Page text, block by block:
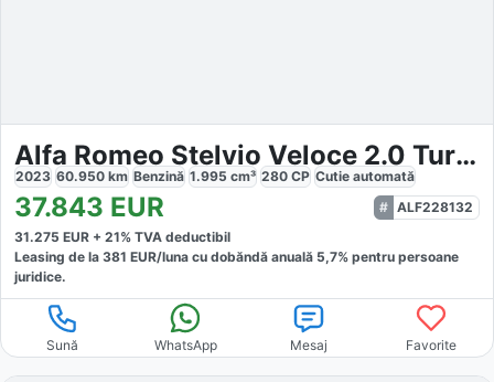
Alfa Romeo Stelvio Veloce 2.0 Turbo Q4
2023 60.950 km Benzină 1.995 cm³ 280 CP Cutie automată
37.843 EUR
ALF228132
31.275 EUR + 21% TVA deductibil
Leasing de la 381 EUR/luna cu dobăndă anuală 5,7% pentru persoane
juridice.
Sună WhatsApp Mesaj Favorite